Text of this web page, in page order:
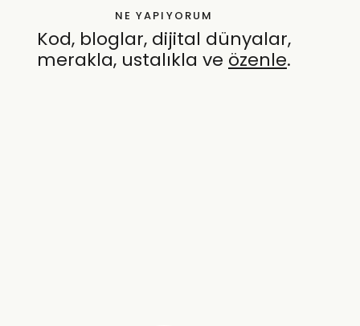
NE YAPIYORUM
Kod, bloglar, dijital dünyalar,
merakla, ustalıkla ve özenle.